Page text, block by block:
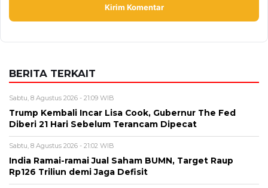
BERITA TERKAIT
Sabtu, 8 Agustus 2026 - 21:09 WIB
Trump Kembali Incar Lisa Cook, Gubernur The Fed
Diberi 21 Hari Sebelum Terancam Dipecat
Sabtu, 8 Agustus 2026 - 21:02 WIB
India Ramai-ramai Jual Saham BUMN, Target Raup
Rp126 Triliun demi Jaga Defisit